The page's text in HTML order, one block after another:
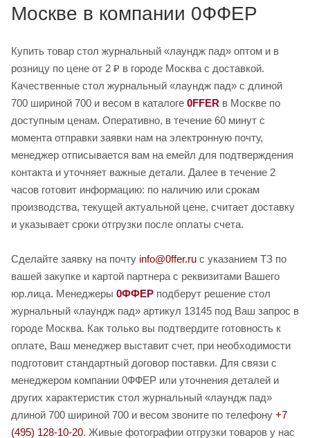
Москве в компании 0ФФЕР
Купить товар стол журнальный «лаундж пад» оптом и в
розницу по цене от 2 ₽ в городе Москва с доставкой.
Качественные стол журнальный «лаундж пад» с длиной
700 шириной 700 и весом в каталоге 0FFER в Москве по
доступным ценам. Оперативно, в течение 60 минут с
момента отправки заявки нам на электронную почту,
менеджер отписывается вам на емейл для подтверждения
контакта и уточняет важные детали. Далее в течение 2
часов готовит информацию: по наличию или срокам
производства, текущей актуальной цене, считает доставку
и указывает сроки отгрузки после оплаты счета.
Сделайте заявку на почту info@0ffer.ru с указанием ТЗ по
вашей закупке и картой партнера с реквизитами Вашего
юр.лица. Менеджеры 0ФФЕР подберут решение стол
журнальный «лаундж пад» артикул 13145 под Ваш запрос в
городе Москва. Как только вы подтвердите готовность к
оплате, Ваш менеджер выставит счет, при необходимости
подготовит стандартный договор поставки. Для связи с
менеджером компании 0ФФЕР или уточнения деталей и
других характеристик стол журнальный «лаундж пад»
длиной 700 шириной 700 и весом звоните по телефону +7
(495) 128-10-20. Живые фотографии отгрузки товаров у нас